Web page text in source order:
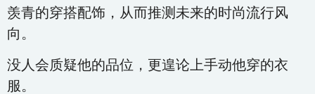
羡青的穿搭配饰，从而推测未来的时尚流行风
向。
没人会质疑他的品位，更遑论上手动他穿的衣
服。